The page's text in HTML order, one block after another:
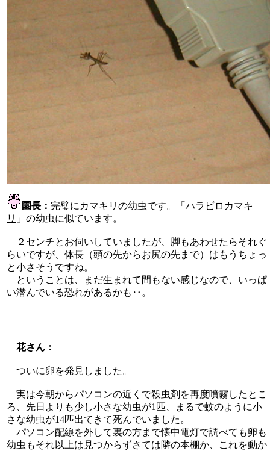
園長： 完璧にカマキリの幼虫です。「 ハラビロカマキ
リ 」の幼虫に似ています。
２センチとお伺いしていましたが、脚もあわせたらそれぐ
らいですが、体長（頭の先からお尻の先まで）はもうちょっ
と小さそうですね。
ということは、まだ生まれて間もない感じなので、いっぱ
い潜んでいる恐れがあるかも‥。
花さん：
ついに卵を発見しました。
実は今朝からパソコンの近くで殺虫剤を再度噴霧したとこ
ろ、先日よりも少し小さな幼虫が1匹、まるで蚊のように小
さな幼虫が14匹出てきて死んでいました。
パソコン配線を外して裏の方まで懐中電灯で調べても卵も
幼虫もそれ以上は見つからずさては隣の本棚か、これを動か